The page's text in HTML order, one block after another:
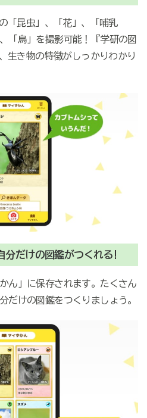
「昆虫」、「花」、「哺乳
「鳥」を撮影可能！『学研の図
生き物の特徴がしっかりわかり
だけの図鑑がつくれる!
ん」に保存されます。たくさん
だけの図鑑をつくりましょう。